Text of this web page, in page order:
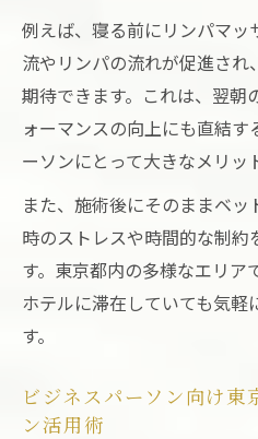
例えば、寝る前にリンパマッ
流やリンパの流れが促進さ
期待できます。これは、翌朝
ォーマンスの向上にも直結
ーソンにとって大きなメリッ
また、施術後にそのままベ
時のストレスや時間的な制
す。東京都内の多様なエリア
ホテルに滞在していても気軽
す。
ビジネスパーソン向け東
ン活用術